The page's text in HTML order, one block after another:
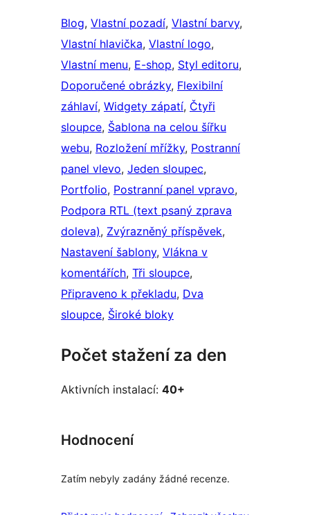
Blog, Vlastní pozadí, Vlastní barvy
Vlastní hlavička, Vlastní logo
Vlastní menu, E-shop, Styl editoru
Doporučené obrázky, Flexibilní
záhlaví, Widgety zápatí, Čtyři
sloupce, Šablona na celou šířku
webu, Rozložení mřížky, Postranní
panel vlevo, Jeden sloupec
Portfolio, Postranní panel vpravo
Podpora RTL (text psaný zprava
doleva), Zvýrazněný příspěvek
Nastavení šablony, Vlákna v
komentářích, Tři sloupce
Připraveno k překladu, Dva
sloupce, Široké bloky
Počet stažení za den
Aktivních instalací: 40+
Hodnocení
Zatím nebyly zadány žádné recenze.